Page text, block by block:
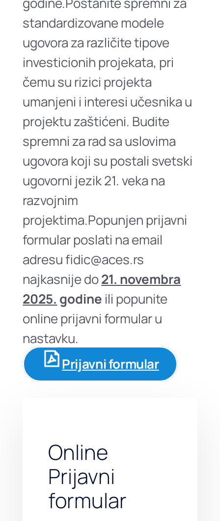
standardizovane modele
ugovora za različite tipove
investicionih projekata, pri
čemu su rizici projekta
umanjeni i interesi učesnika u
projektu zaštićeni. Budite
spremni za rad sa uslovima
ugovora koji su postali svetski
ugovorni jezik 21. veka na
razvojnim
projektima.Popunjen prijavni
formular poslati na email
adresu fidic@aces.rs
najkasnije do21. novembra
2025. godine ili popunite
online prijavni formular u
nastavku.
Prijavni formular
Online
Prijavni
formular